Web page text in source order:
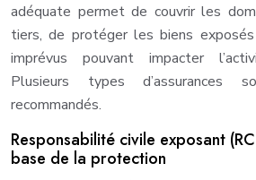
adéquate permet de couvrir les
tiers, de protéger les biens
imprévus pouvant impacter
Plusieurs types d’assurances
recommandés.
Responsabilité civile exposant
base de la protection